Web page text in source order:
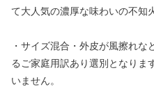
て大人気の濃厚な味わいの不知
・サイズ混合・外皮が風擦れな
るご家庭用訳あり選別となりま
いません。